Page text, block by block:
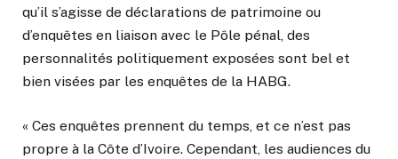
qu’il s’agisse de déclarations de patrimoine ou
d’enquêtes en liaison avec le Pôle pénal, des
personnalités politiquement exposées sont bel et
bien visées par les enquêtes de la HABG.
« ​Ces enquêtes prennent du temps, et ce n’est pas
propre à la Côte d’Ivoire. Cependant, les audiences du